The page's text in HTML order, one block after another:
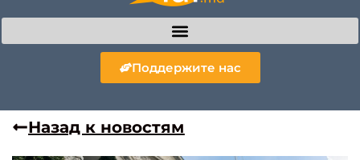
Поддержите нас
Назад к новостям